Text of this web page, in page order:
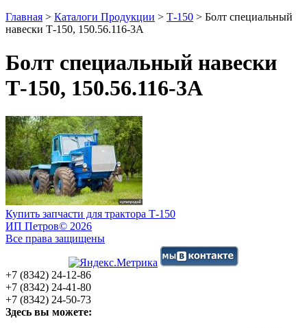
Главная > Каталоги Продукции > Т-150 > Болт специальный
навески Т-150, 150.56.116-3А
Болт специальный навески
Т-150, 150.56.116-3А
Купить запчасти для трактора Т-150
ИП Петров© 2026
Все права защищены
+7 (8342) 24-12-86
+7 (8342) 24-41-80
+7 (8342) 24-50-73
Здесь вы можете: